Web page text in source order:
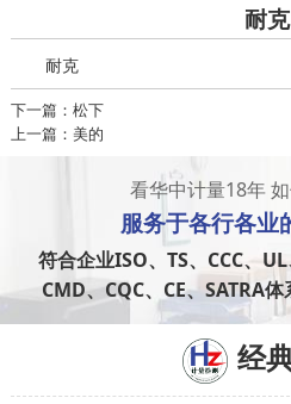
耐克
耐克
下一篇：松下
上一篇：美的
看华中计量18年
服务于各行各业
符合企业ISO、TS、CCC、UL
CMD、CQC、CE、SATRA
经